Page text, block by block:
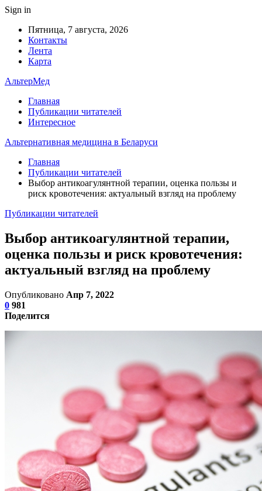
Sign in
Пятница, 7 августа, 2026
Контакты
Лента
Карта
АльтерМед
Главная
Публикации читателей
Интересное
Альтернативная медицина в Беларуси
Главная
Публикации читателей
Выбор антикоагулянтной терапии, оценка пользы и
риск кровотечения: актуальный взгляд на проблему
Публикации читателей
Выбор антикоагулянтной терапии,
оценка пользы и риск кровотечения:
актуальный взгляд на проблему
Опубликовано Апр 7, 2022
0 981
Поделится